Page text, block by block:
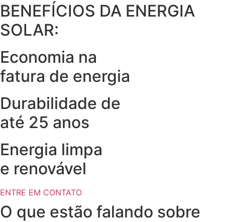
BENEFÍCIOS DA ENERGIA
SOLAR:
Economia na
fatura de energia
Durabilidade de
até 25 anos
Energia limpa
e renovável
ENTRE EM CONTATO
O que estão falando sobre